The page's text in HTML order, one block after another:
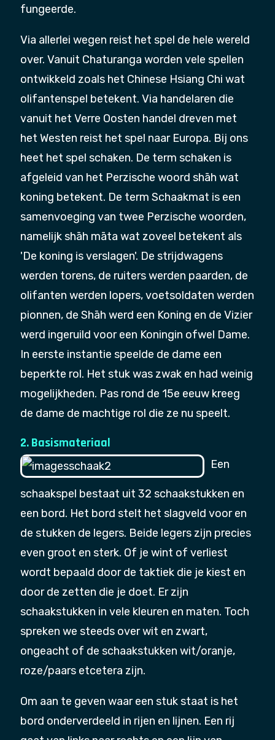
fungeerde.
Via allerlei wegen reist het spel de hele wereld
over. Vanuit Chaturanga worden vele spellen
ontwikkeld zoals het Chinese Hsiang Chi wat
olifantenspel betekent. Via handelaren die
vanuit het Verre Oosten handel dreven met
het Westen reist het spel naar Europa. Bij ons
heet het spel schaken. De term schaken is
afgeleid van het Perzische woord shāh wat
koning betekent. De term Schaakmat is een
samenvoeging van twee Perzische woorden,
namelijk shāh māta wat zoveel betekent als
'De koning is verslagen'. De strijdwagens
werden torens, de ruiters werden paarden, de
olifanten werden lopers, voetsoldaten werden
pionnen, de Shāh werd een Koning en de Vizier
werd ingeruild voor een Koningin ofwel Dame.
In eerste instantie speelde de dame een
beperkte rol. Het stuk was zwak en had weinig
mogelijkheden. Pas rond de 15e eeuw kreeg
de dame de machtige rol die ze nu speelt.
2. Basismateriaal
Een
schaakspel bestaat uit 32 schaakstukken en
een bord. Het bord stelt het slagveld voor en
de stukken de legers. Beide legers zijn precies
even groot en sterk. Of je wint of verliest
wordt bepaald door de taktiek die je kiest en
door de zetten die je doet. Er zijn
schaakstukken in vele kleuren en maten. Toch
spreken we steeds over wit en zwart,
ongeacht of de schaakstukken wit/oranje,
roze/paars etcetera zijn.
Om aan te geven waar een stuk staat is het
bord onderverdeeld in rijen en lijnen. Een rij